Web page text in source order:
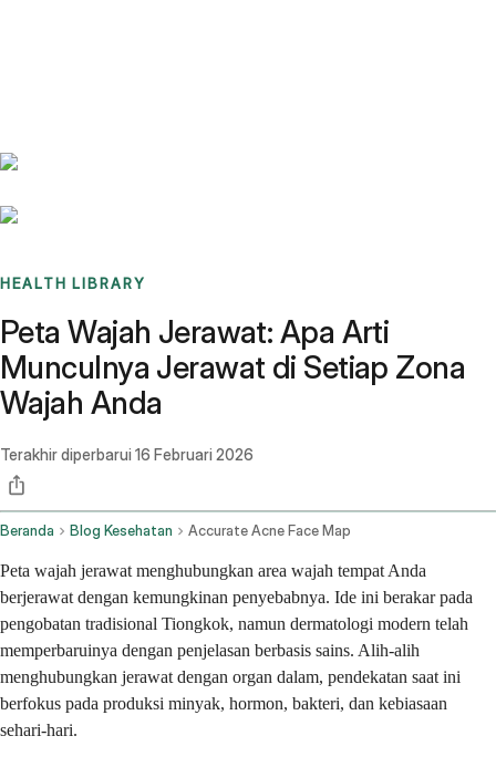
HEALTH LIBRARY
Peta Wajah Jerawat: Apa Arti
Munculnya Jerawat di Setiap Zona
Wajah Anda
Terakhir diperbarui 16 Februari 2026
Beranda Blog Kesehatan Accurate Acne Face Map
Peta wajah jerawat menghubungkan area wajah tempat Anda
berjerawat dengan kemungkinan penyebabnya. Ide ini berakar pada
pengobatan tradisional Tiongkok, namun dermatologi modern telah
memperbaruinya dengan penjelasan berbasis sains. Alih-alih
menghubungkan jerawat dengan organ dalam, pendekatan saat ini
berfokus pada produksi minyak, hormon, bakteri, dan kebiasaan
sehari-hari.